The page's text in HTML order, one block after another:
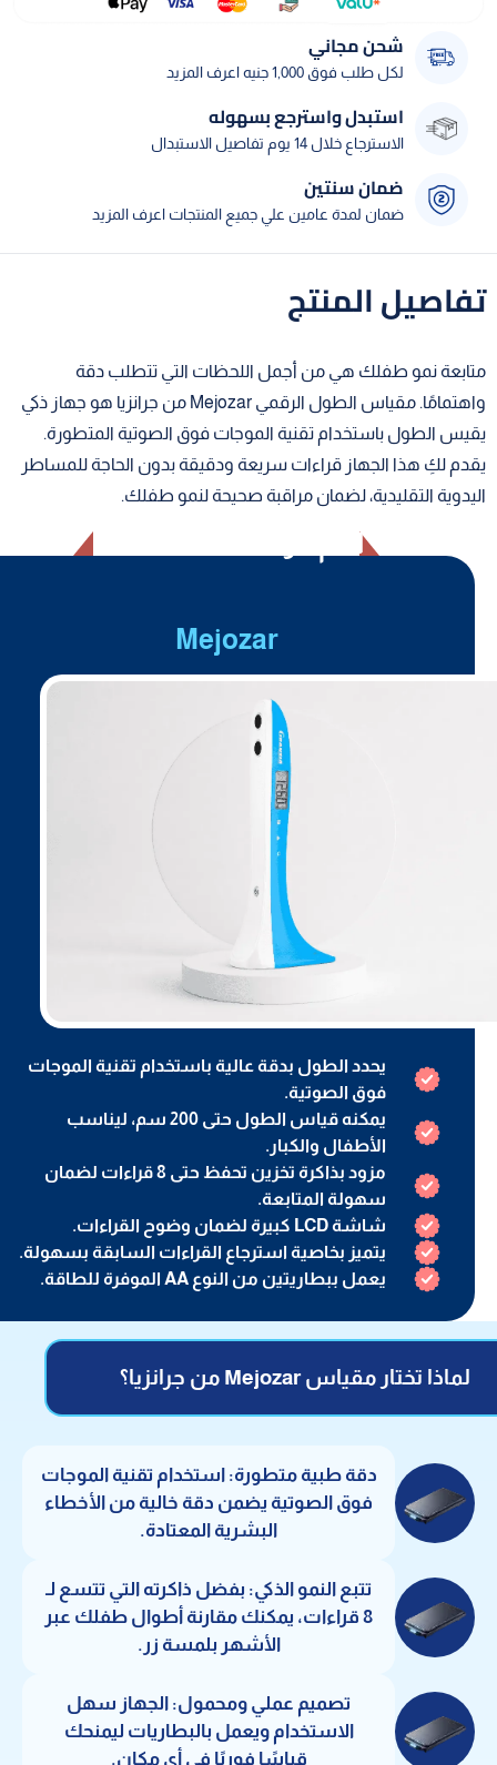
شحن مجاني
لكل طلب فوق 1,000 جنيه اعرف المزيد
استبدل واسترجع بسهوله
الاسترجاع خلال 14 يوم تفاصيل الاستبدال
ضمان سنتين
ضمان لمدة عامين علي جميع المنتجات اعرف المزيد
تفاصيل المنتج
متابعة نمو طفلك هي من أجمل اللحظات التي تتطلب دقة
واهتمامًا. مقياس الطول الرقمي Mejozar من جرانزيا هو جهاز ذكي
يقيس الطول باستخدام تقنية الموجات فوق الصوتية المتطورة.
يقدم لكِ هذا الجهاز قراءات سريعة ودقيقة بدون الحاجة للمساطر
اليدوية التقليدية، لضمان مراقبة صحيحة لنمو طفلك.
أهم مواصفات
Mejozar
يحدد الطول بدقة عالية باستخدام تقنية الموجات
فوق الصوتية.
يمكنه قياس الطول حتى 200 سم، ليناسب
الأطفال والكبار.
مزود بذاكرة تخزين تحفظ حتى 8 قراءات لضمان
سهولة المتابعة.
شاشة LCD كبيرة لضمان وضوح القراءات.
يتميز بخاصية استرجاع القراءات السابقة بسهولة.
يعمل ببطاريتين من النوع AA الموفرة للطاقة.
لماذا تختار مقياس Mejozar من جرانزيا؟
دقة طبية متطورة: استخدام تقنية الموجات
فوق الصوتية يضمن دقة خالية من الأخطاء
البشرية المعتادة.
تتبع النمو الذكي: بفضل ذاكرته التي تتسع لـ
8 قراءات، يمكنك مقارنة أطوال طفلك عبر
الأشهر بلمسة زر.
تصميم عملي ومحمول: الجهاز سهل
الاستخدام ويعمل بالبطاريات ليمنحك
قياسًا فوريًا في أي مكان.